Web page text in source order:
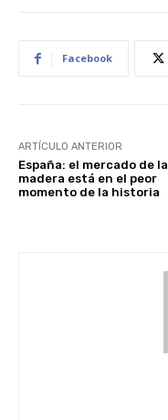
Facebook
ARTÍCULO ANTERIOR
España: el mercado de la
madera está en el peor
momento de la historia